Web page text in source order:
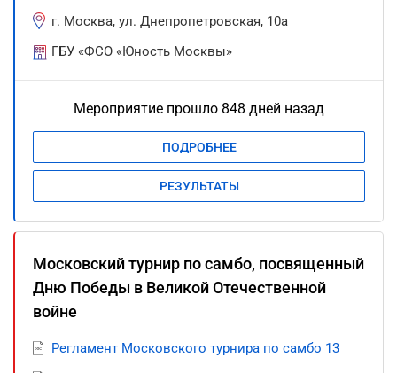
г. Москва, ул. Днепропетровская, 10а
ГБУ «ФСО «Юность Москвы»
Мероприятие прошло 848 дней назад
ПОДРОБНЕЕ
РЕЗУЛЬТАТЫ
Московский турнир по самбо, посвященный
Дню Победы в Великой Отечественной
войне
Регламент Московского турнира по самбо 13